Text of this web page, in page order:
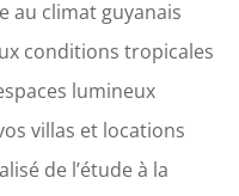
au climat guyanais
conditions tropicales
lumineux
villas et locations
de l’étude à la